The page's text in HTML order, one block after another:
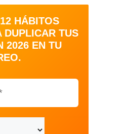
HÁBITOS
DUPLICAR TUS
2026 EN TU